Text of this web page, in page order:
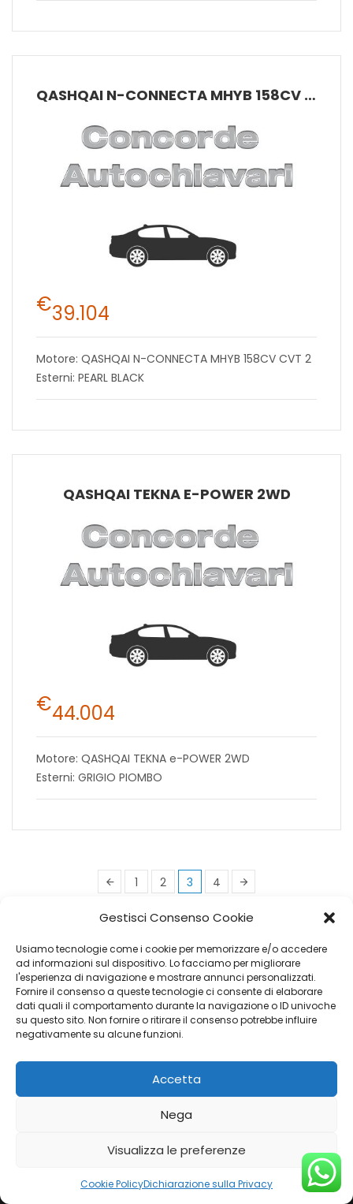
Gestisci Consenso Cookie
Usiamo tecnologie come i cookie per memorizzare e/o accedere
ad informazioni sul dispositivo. Lo facciamo per migliorare
l'esperienza di navigazione e mostrare annunci personalizzati.
Fornire il consenso a queste tecnologie ci consente di elaborare
dati quali il comportamento durante la navigazione o ID univoche
su questo sito. Non fornire o ritirare il consenso potrebbe influire
negativamente su alcune funzioni.
Accetta
Nega
Visualizza le preferenze
Cookie PolicyDichiarazione sulla Privacy
QASHQAI N-CONNECTA MHYB 158CV CVT 2
€39.104
Motore: QASHQAI N-CONNECTA MHYB 158CV CVT 2
Esterni: PEARL BLACK
QASHQAI TEKNA E-POWER 2WD
€44.004
Motore: QASHQAI TEKNA e-POWER 2WD
Esterni: GRIGIO PIOMBO
1 2 3 4
SOCIAL